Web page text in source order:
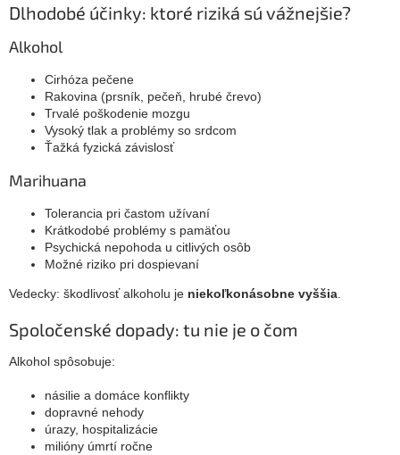
Dlhodobé účinky: ktoré riziká sú vážnejšie?
Alkohol
Cirhóza pečene
Rakovina (prsník, pečeň, hrubé črevo)
Trvalé poškodenie mozgu
Vysoký tlak a problémy so srdcom
Ťažká fyzická závislosť
Marihuana
Tolerancia pri častom užívaní
Krátkodobé problémy s pamäťou
Psychická nepohoda u citlivých osôb
Možné riziko pri dospievaní
Vedecky: škodlivosť alkoholu je niekoľkonásobne vyššia
Spoločenské dopady: tu nie je o čom
Alkohol spôsobuje:
násilie a domáce konflikty
dopravné nehody
úrazy, hospitalizácie
milióny úmrtí ročne